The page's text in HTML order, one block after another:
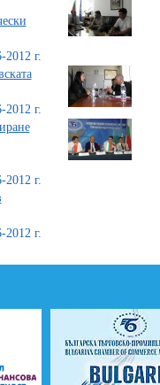
2012 г.
2012 г.
2012 г.
2012 г.